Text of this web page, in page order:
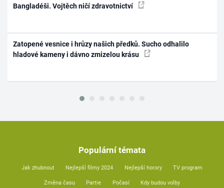
Bangladéši. Vojtěch ničí zdravotnictví
Zatopené vesnice i hrůzy našich předků. Sucho odhalilo
hladové kameny i dávno zmizelou krásu
Populární témata
Jak zhubnout Nejlepší filmy 2024 Nejlepší horory TV program
Změna času Partie Počasí Kdy budou volby